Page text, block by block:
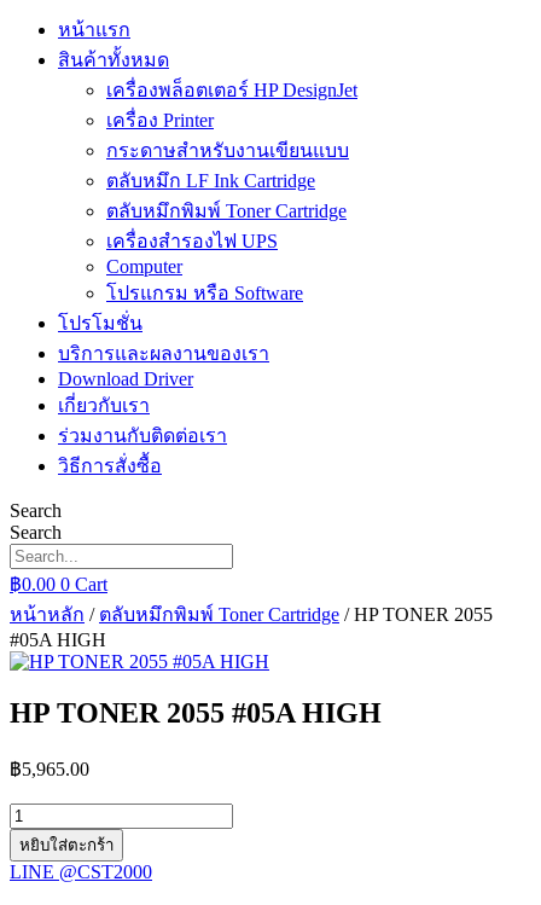
หน้าแรก
สินค้าทั้งหมด
เครื่องพล็อตเตอร์ HP DesignJet
เครื่อง Printer
กระดาษสำหรับงานเขียนแบบ
ตลับหมึก LF Ink Cartridge
ตลับหมึกพิมพ์ Toner Cartridge
เครื่องสำรองไฟ UPS
Computer
โปรแกรม หรือ Software
โปรโมชั่น
บริการและผลงานของเรา
Download Driver
เกี่ยวกับเรา
ร่วมงานกับติดต่อเรา
วิธีการสั่งซื้อ
Search
Search
฿0.00 0 Cart
หน้าหลัก / ตลับหมึกพิมพ์ Toner Cartridge / HP TONER 2055
#05A HIGH
HP TONER 2055 #05A HIGH
฿5,965.00
จำนวน
HP
TONER
2055
หยิบใส่ตะกร้า
LINE @CST2000